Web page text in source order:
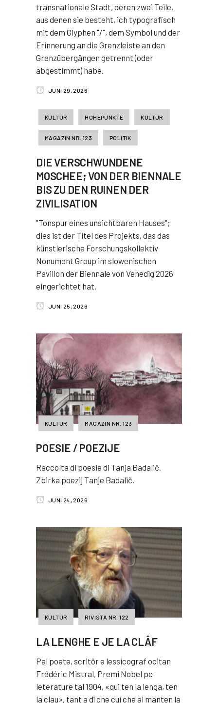
transnationale Stadt, deren zwei Teile,
aus denen sie besteht, ich typografisch
mit dem Glyphen "/", dem Symbol und der
Erinnerung an die Grenzleiste an den
Grenzübergängen getrennt (oder
abgestimmt) habe.
JUNI 29, 2026
KULTUR HÖHEPUNKTE KULTUR
MAGAZIN NR. 123 POLITIK
DIE VERSCHWUNDENE
MOSCHEE; VON DER BIENNALE
BIS ZU DEN RUINEN DER
ZIVILISATION
"Tonspur eines unsichtbaren Hauses";
dies ist der Titel des Projekts, das das
künstlerische Forschungskollektiv
Nonument Group im slowenischen
Pavillon der Biennale von Venedig 2026
eingerichtet hat.
JUNI 25, 2026
KULTUR MAGAZIN NR. 123
POESIE / POEZIJE
Raccolta di poesie di Tanja Badalič.
Zbirka poezij Tanje Badalič.
JUNI 24, 2026
KULTUR RIVISTA NR. 122
LA LENGHE E JE LA CLÂF
Pal poete, scritôr e lessicograf ocitan
Frédéric Mistral, Premi Nobel pe
leterature tal 1904, «qui ten la lenga, ten
la clau», tant a dî che cui che al manten la